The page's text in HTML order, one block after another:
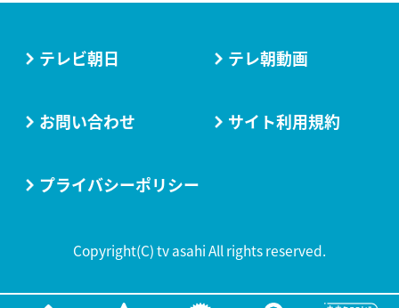
テレビ朝日 テレ朝動画
お問い合わせ サイト利用規約
プライバシーポリシー
Copyright(C) tv asahi All rights reserved.